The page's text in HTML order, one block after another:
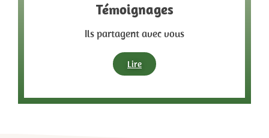
Témoignages
Ils partagent avec vous
Lire